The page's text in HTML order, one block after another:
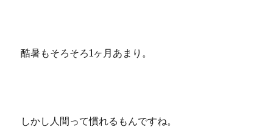
酷暑もそろそろ1ヶ月あまり。
しかし人間って慣れるもんですね。